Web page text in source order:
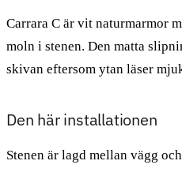
Carrara C är vit naturmarmor
moln i stenen. Den matta
skivan eftersom ytan läser
Den här installationen
Stenen är lagd mellan vägg